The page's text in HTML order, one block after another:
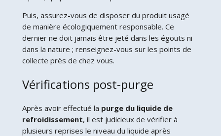
Puis, assurez-vous de disposer du produit usagé
de manière écologiquement responsable. Ce
dernier ne doit jamais être jeté dans les égouts ni
dans la nature ; renseignez-vous sur les points de
collecte près de chez vous.
Vérifications post-purge
Après avoir effectué la purge du liquide de
refroidissement, il est judicieux de vérifier à
plusieurs reprises le niveau du liquide après